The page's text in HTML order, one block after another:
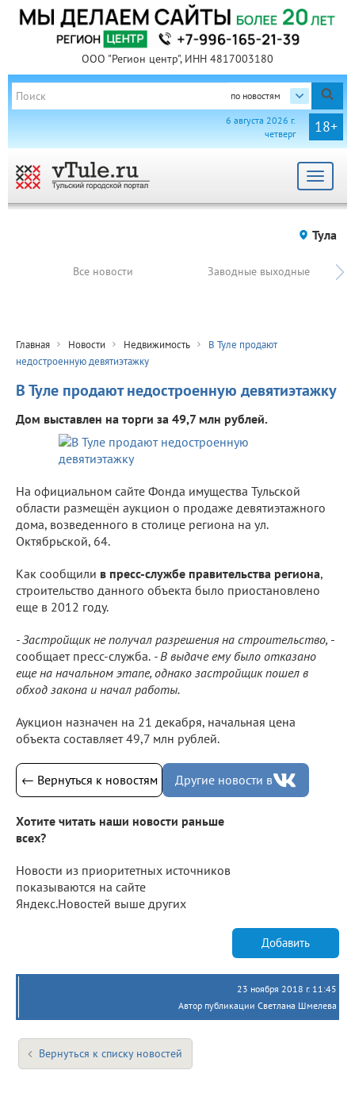
ООО "Регион центр", ИНН 4817003180
по новостям
18+
6 августа 2026 г.
четверг
Toggle
Тула
Все новости Заводные выходные
Главная Новости Недвижимость
В Туле продают
недостроенную девятиэтажку
В Туле продают недостроенную девятиэтажку
Дом выставлен на торги за 49,7 млн рублей.
На официальном сайте Фонда имущества Тульской
области размещён аукцион о продаже девятиэтажного
дома, возведенного в столице региона на ул.
Октябрьской, 64.
Как сообщили в пресс-службе правительства региона,
строительство данного объекта было приостановлено
еще в 2012 году.
- Застройщик не получал разрешения на строительство, -
сообщает пресс-служба. - В выдаче ему было отказано
еще на начальном этапе, однако застройщик пошел в
обход закона и начал работы.
Аукцион назначен на 21 декабря, начальная цена
объекта составляет 49,7 млн рублей.
← Вернуться к новостям Другие новости в
Хотите читать наши новости раньше
всех?
Новости из приоритетных источников
показываются на сайте
Яндекс.Новостей выше других
Добавить
23 ноября 2018 г. 11:45
Автор публикации Светлана Шмелева
Вернуться к списку новостей